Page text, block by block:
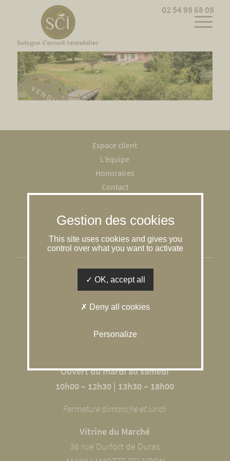
02 54 98 68 09
Espace client
L’équipe
Honoraires
Contact
Mentions légales
RGPD
Gestion des cookies
SOLOGNE CONSEIL IMMOBILIER
L’agence du Caquetoire
41600 SOUVIGNY EN SOLOGNE
Ouvert du mardi au samedi
10h00 – 12h30 | 13h30 – 18h00
Fermeture dimanche et lundi
Vitrine du Marché
36 rue Durfort de Duras
Cookies management panel
This site uses cookies and gives you
control over what you want to activate
OK, accept all
Deny all cookies
Personalize